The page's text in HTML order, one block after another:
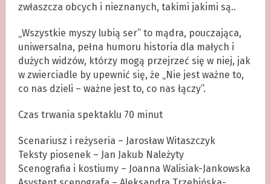
zwłaszcza obcych i nieznanych, takimi jakimi są..
„Wszystkie myszy lubią ser” to mądra, pouczająca,
uniwersalna, pełna humoru historia dla małych i
dużych widzów, którzy mogą przejrzeć się w niej, jak
w zwierciadle by upewnić się, że „Nie jest ważne to,
co nas dzieli – ważne jest to, co nas łączy”.
Czas trwania spektaklu 70 minut
Scenariusz i reżyseria – Jarosław Witaszczyk
Teksty piosenek – Jan Jakub Należyty
Scenografia i kostiumy – Joanna Walisiak-Jankowska